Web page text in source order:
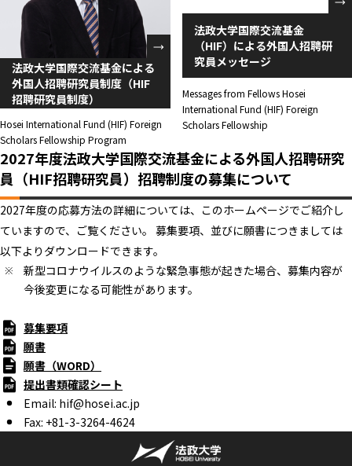
法政大学国際交流基金による
外国人招聘研究員制度（HIF
招聘研究員制度）
Hosei International Fund (HIF) Foreign
Scholars Fellowship Program
法政大学国際交流基金
（HIF）による外国人招聘研
究員メッセージ
Messages from Fellows Hosei
International Fund (HIF) Foreign
Scholars Fellowship
2027年度法政大学国際交流基金による外国人招聘研究
員（HIF招聘研究員）招聘制度の募集について
2027年度の応募方法の詳細については、このホームページでご紹介し
ていますので、ご覧ください。 募集要項、並びに願書につきましては
以下よりダウンロードできます。
新型コロナウイルスのような緊急事態が起きた場合、募集内容が
今後変更になる可能性があります。
募集要項
願書
願書（WORD）
提出書類確認シート
Email: hif@hosei.ac.jp
Fax: +81-3-3264-4624